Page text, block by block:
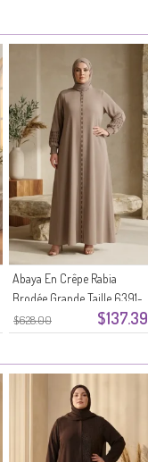
$628.00 $137.39
Abaya En Crêpe Rabia
Brodée Grande Taille 6391-
01 Vison